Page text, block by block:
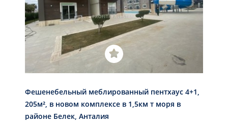
Фешенебельный меблированный пентхаус 4+1,
205м², в новом комплексе в 1,5км т моря в
районе Белек, Анталия